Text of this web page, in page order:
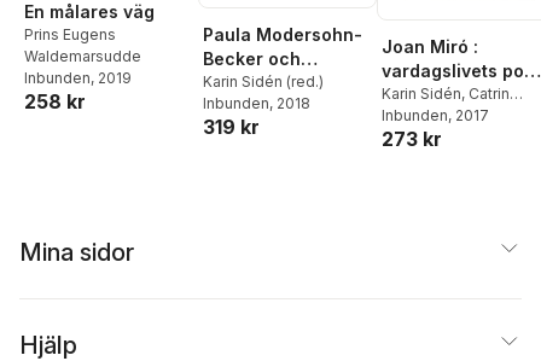
En målares väg
Prins Eugens
Waldemarsudde
Inbunden, 2019
258 kr
Paula Modersohn-
Becker och
konstnärskolonin i
Worpswede
Karin Sidén (red.)
Inbunden, 2018
319 kr
Joan Miró :
vardagslivets
/ the poetry of
everyday life
Karin Sidén, Catrin
Lundeberg
Inbunden, 2017
273 kr
Mina sidor
Hjälp